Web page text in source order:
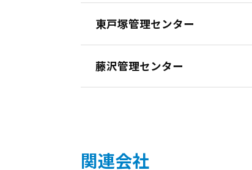
東戸塚管理センター
藤沢管理センター
関連会社